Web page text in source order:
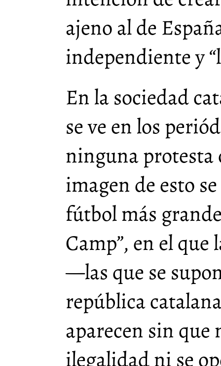
ajeno al de
independiente y
En la sociedad
se ve en los
ninguna protesta
imagen de esto
fútbol más
Camp”, en el que
—las que se
república
aparecen sin que
ilegalidad ni se